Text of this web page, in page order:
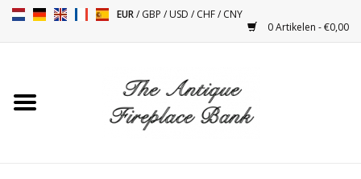
EUR/GBP /USD /CHF/CNY
0 Artikelen - €0,00